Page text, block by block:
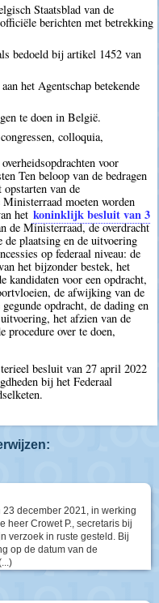
Staatsblad van de
berichten met betrekking
bedoeld bij artikel 1452 van
het Agentschap betekende
te doen in België.
colloquia,
voor
Ten beloop van de bedragen
van de
moeten worden
het koninklijk besluit van 3
de Ministerraad, de overdracht
de plaatsing en de uitvoering
op federaal niveau: de
het bijzonder bestek, het
kandidaten voor een opdracht,
de afwijking van de
opdracht, de dading en
het afzien van de
procedure over te doen,
besluit van 27 april 2022
bij het Federaal
december 2021, in werking
heer Crowet P., secretaris bij
verzoek in ruste gesteld. Bij
op de datum van de